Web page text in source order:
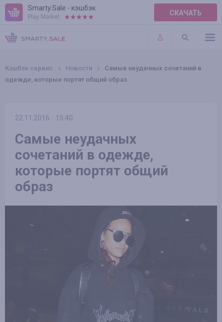
Smarty.Sale - кэшбэк
Play Market: СКАЧАТЬ
ПРАВИЛА
ПЛАГИНЫ
Кэшбэк сервис Новости
Самые неудачных сочетаний в
одежде, которые портят общий образ
22.11.2016 15:40
Самые неудачных
сочетаний в одежде,
которые портят общий
образ